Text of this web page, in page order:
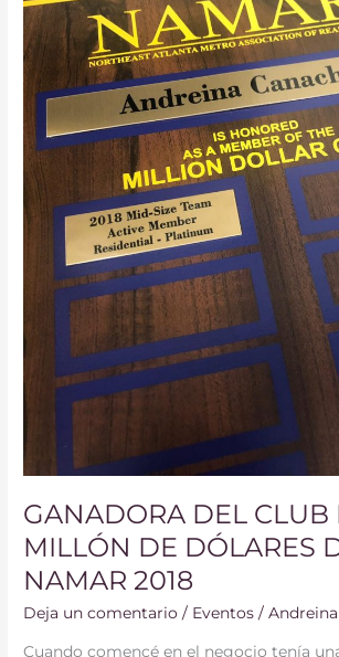
GANADORA DEL CLUB
MILLÓN DE DÓLARES
NAMAR 2018
Deja un comentario / Eventos /
Cuando comencé en el negocio tenía
DE
DÓLARES
DE
NAMAR